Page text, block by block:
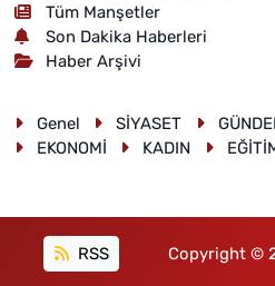
Tüm Manşetler
Son Dakika Haberleri
Haber Arşivi
Genel SİYASET
EKONOMİ
KADIN
RSS Copyright ©